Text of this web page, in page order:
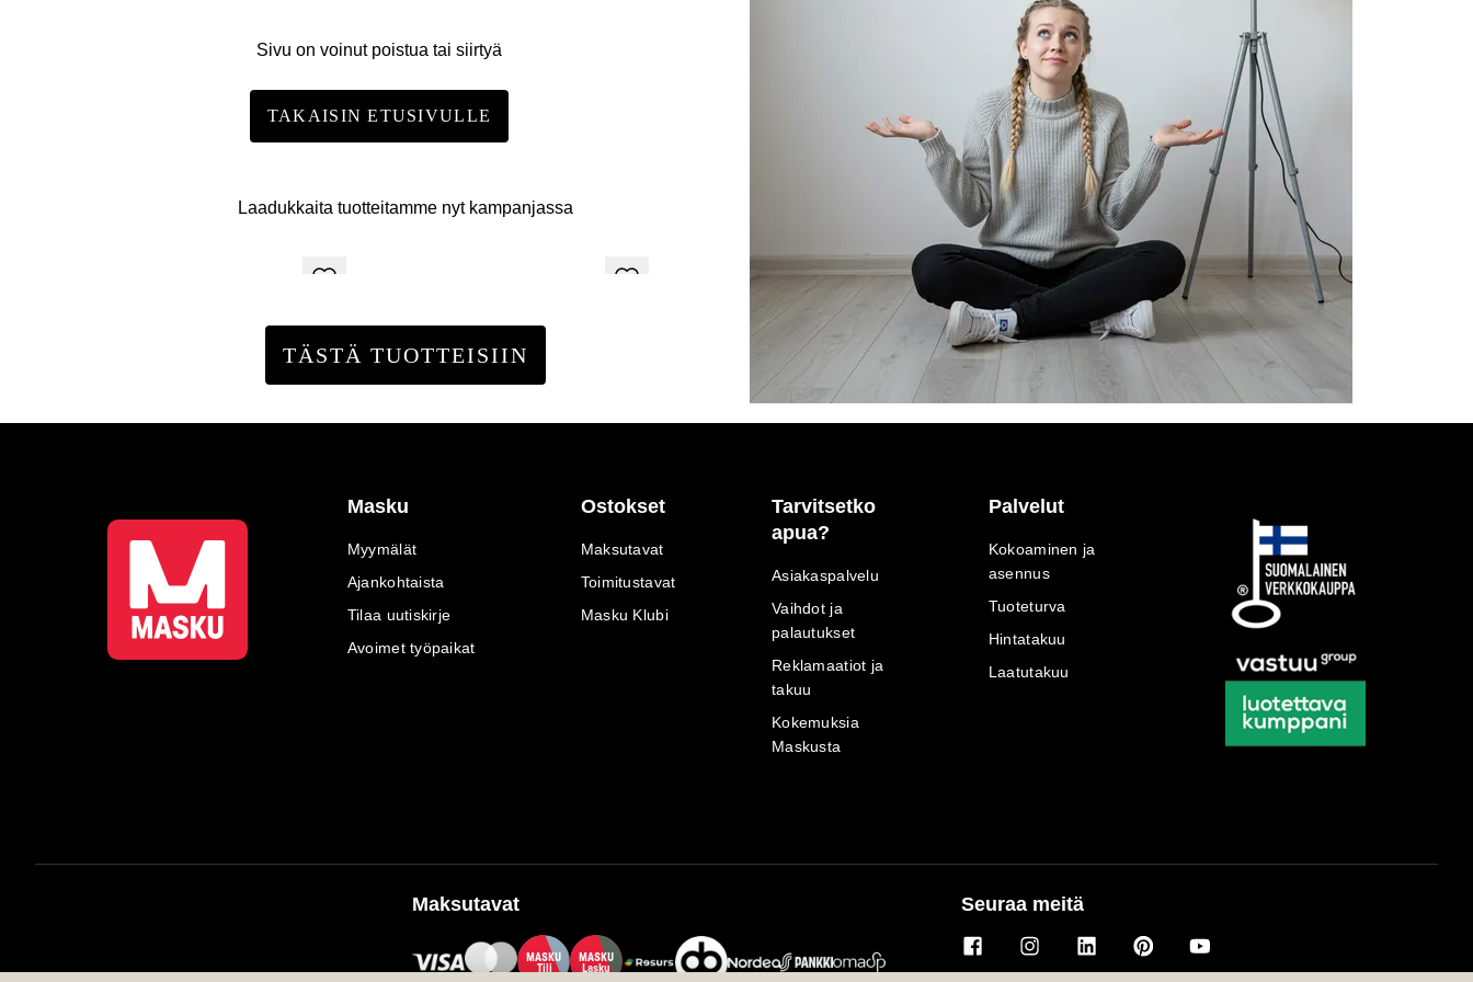
Sivu on voinut poistua tai siirtyä
TAKAISIN ETUSIVULLE
Laadukkaita tuotteitamme nyt kampanjassa
TÄSTÄ TUOTTEISIIN
Masku
Myymälät
Ajankohtaista
Tilaa uutiskirje
Avoimet työpaikat
Ostokset
Maksutavat
Toimitustavat
Masku Klubi
Tarvitsetko
apua?
Asiakaspalvelu
Vaihdot ja
palautukset
Reklamaatiot ja
takuu
Kokemuksia
Maskusta
Palvelut
Kokoaminen ja
asennus
Tuoteturva
Hintatakuu
Laatutakuu
Maksutavat
MASKU
Tili
MASKU
Lasku
Seuraa meitä